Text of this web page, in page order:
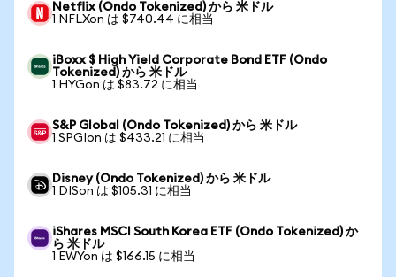
Netflix (Ondo Tokenized) から 米ドル
1 NFLXon は $740.44 に相当
iBoxx $ High Yield Corporate Bond ETF (Ondo
Tokenized) から 米ドル
1 HYGon は $83.72 に相当
S&P Global (Ondo Tokenized) から 米ドル
1 SPGIon は $433.21 に相当
Disney (Ondo Tokenized) から 米ドル
1 DISon は $105.31 に相当
iShares MSCI South Korea ETF (Ondo Tokenized) か
ら 米ドル
1 EWYon は $166.15 に相当